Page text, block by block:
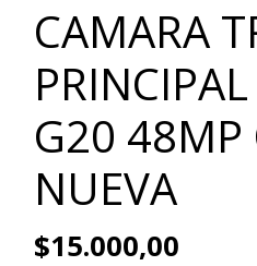
CAMARA
G20 48MP
NUEVA
$15.000,00